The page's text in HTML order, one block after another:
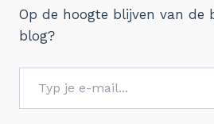
Op de hoogte blijven van de
blog?
Typ je e-mail...